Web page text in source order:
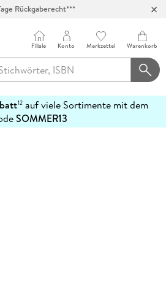
Rückgaberecht***
Filiale Konto Merkzettel Warenkorb
12auf viele Sortimente mit dem
SOMMER13